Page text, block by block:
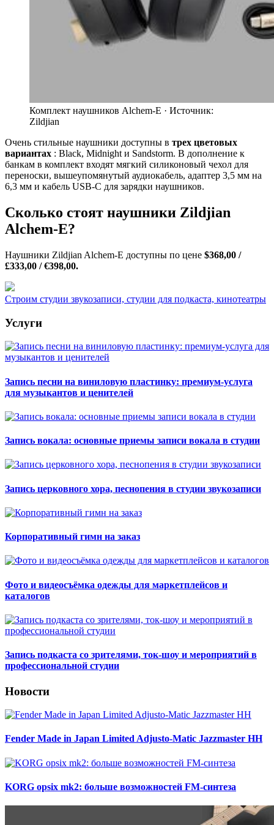
Комплект наушников Alchem-E · Источник:
Zildjian
Очень стильные наушники доступны в трех цветовых
вариантах : Black, Midnight и Sandstorm. В дополнение к
банкам в комплект входят мягкий силиконовый чехол для
переноски, вышеупомянутый аудиокабель, адаптер 3,5 мм на
6,3 мм и кабель USB-C для зарядки наушников.
Сколько стоят наушники Zildjian
Alchem-E?
Наушники Zildjian Alchem-E доступны по цене $368,00 /
£333,00 / €398,00.
Строим студии звукозаписи, студии для подкаста, кинотеатры
Услуги
Запись песни на виниловую пластинку: премиум-услуга
для музыкантов и ценителей
Запись вокала: основные приемы записи вокала в студии
Запись церковного хора, песнопения в студии звукозаписи
Корпоративный гимн на заказ
Фото и видеосъёмка одежды для маркетплейсов и
каталогов
Запись подкаста со зрителями, ток-шоу и мероприятий в
профессиональной студии
Новости
Fender Made in Japan Limited Adjusto-Matic Jazzmaster HH
KORG opsix mk2: больше возможностей FM-синтеза